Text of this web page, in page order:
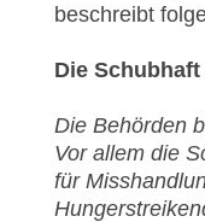
beschreibt
Die
Die Behörden
Vor allem die
für